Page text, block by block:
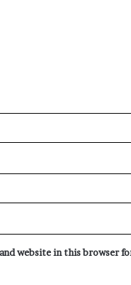
and website in this browser